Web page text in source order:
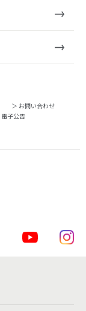
お問い合わせ
電子公告